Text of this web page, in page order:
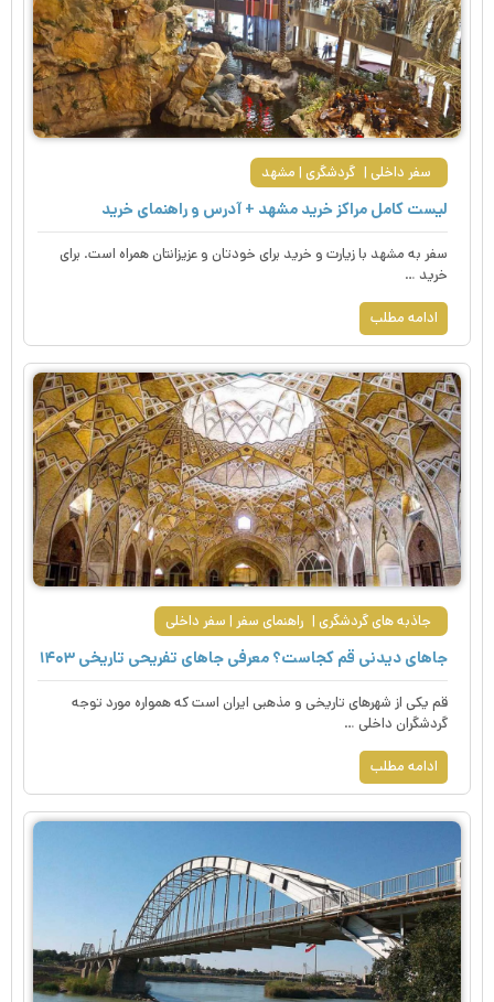
سفر داخلی گردشگری مشهد
لیست کامل مراکز خرید مشهد + آدرس و راهنمای خرید
سفر به مشهد با زیارت و خرید برای خودتان و عزیزانتان همراه است. برای
خرید …
ادامه مطلب
جاذبه های گردشگری راهنمای سفر سفر داخلی
جاهای دیدنی قم کجاست؟ معرفی جاهای تفریحی تاریخی ۱۴۰۳
قم یکی از شهرهای تاریخی و مذهبی ایران است که همواره مورد توجه
گردشگران داخلی …
ادامه مطلب